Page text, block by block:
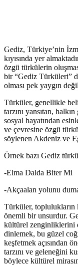
Gediz, Türkiye’nin
kıyısında yer
özgü türkülerin
bir “Gediz Türküleri”
olması pek yaygın
Türküler, genellikle
tarzını yansıtan,
sosyal hayatından
ve çevresine özgü
söylenen Akdeniz ve
Örnek bazı Gediz
-Elma Dalda Biter Mi
-Akçaalan yolunu
Türküler, toplulukların
önemli bir unsurdur.
kültürel zenginliklerini
dinlemek, bu güzel
keşfetmek açısından
tarzını ve geleneğini
böylece kültürel